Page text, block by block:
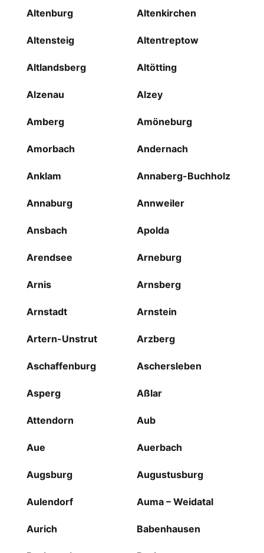
Altenburg Altenkirchen
Altensteig Altentreptow
Altlandsberg Altötting
Alzenau Alzey
Amberg Amöneburg
Amorbach Andernach
Anklam Annaberg-Buchholz
Annaburg Annweiler
Ansbach Apolda
Arendsee Arneburg
Arnis Arnsberg
Arnstadt Arnstein
Artern-Unstrut Arzberg
Aschaffenburg Aschersleben
Asperg Aßlar
Attendorn Aub
Aue Auerbach
Augsburg Augustusburg
Aulendorf Auma – Weidatal
Aurich Babenhausen